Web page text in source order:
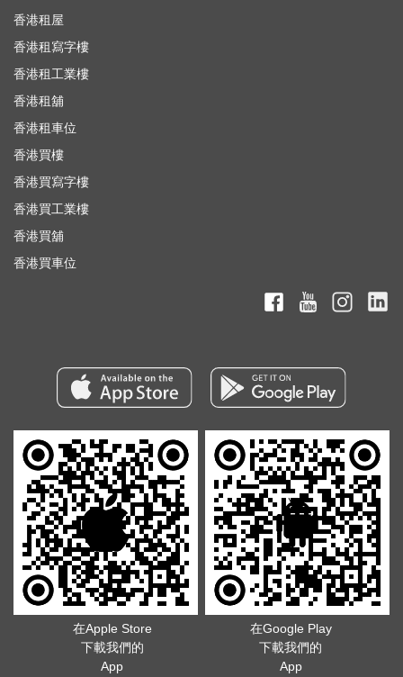
香港租屋
香港租寫字樓
香港租工業樓
香港租舖
香港租車位
香港買樓
香港買寫字樓
香港買工業樓
香港買舖
香港買車位
在Apple Store
下載我們的
App
在Google Play
下載我們的
App